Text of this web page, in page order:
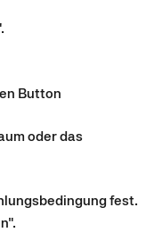
Button
oder das
fest.